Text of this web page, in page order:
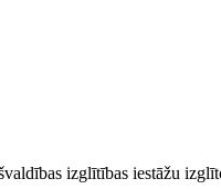
izglītības iestāžu